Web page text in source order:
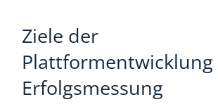
Ziele der
Erfolgsmessung